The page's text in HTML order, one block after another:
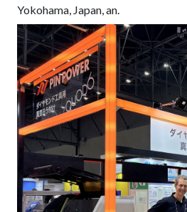
Yokohama, Japan, an.